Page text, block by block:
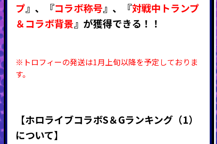
プ』 、 『コラボ称号』 、 『対戦中トランプ
＆コラボ背景』 が獲得できる！！
※トロフィーの発送は1月上旬以降を予定しておりま
す。
【ホロライブコラボS＆Gランキング（1）
について】